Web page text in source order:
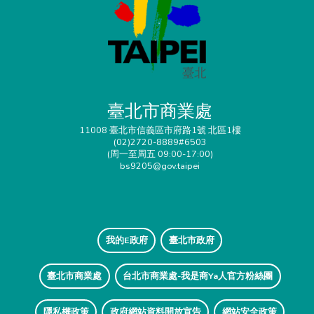
臺北市商業處
11008 臺北市信義區市府路1號 北區1樓
(02)2720-8889#6503
(周一至周五 09:00-17:00)
bs9205@gov.taipei
我的E政府 臺北市政府
臺北市商業處 台北市商業處-我是商Ya人官方粉絲團